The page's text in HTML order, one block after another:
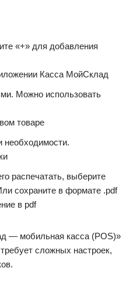
«+» для добавления
Можно использовать
необходимости.
распечатать, выберите
сохраните в формате .pdf
— мобильная касса (POS)»
сложных настроек,